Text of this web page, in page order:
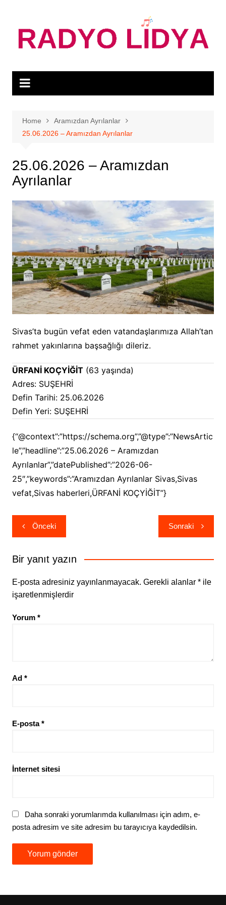
content
Home
Aramızdan Ayrılanlar
25.06.2026 – Aramızdan Ayrılanlar
25.06.2026 – Aramızdan
Ayrılanlar
Sivas’ta bugün vefat eden vatandaşlarımıza Allah’tan
rahmet yakınlarına başsağlığı dileriz.
ÜRFANİ KOÇYİĞİT(63 yaşında)
Adres: SUŞEHRİ
Defin Tarihi: 25.06.2026
Defin Yeri: SUŞEHRİ
{“@context”:”https://schema.org”,”@type”:”NewsArtic
le”,”headline”:”25.06.2026 – Aramızdan
Ayrılanlar”,”datePublished”:”2026-06-
25″,”keywords”:”Aramızdan Ayrılanlar Sivas,Sivas
vefat,Sivas haberleri,ÜRFANİ KOÇYİĞİT”}
Yazı
gezinmesi
Önceki Sonraki
Bir yanıt yazın
E-posta adresiniz yayınlanmayacak. Gerekli alanlar *ile
işaretlenmişlerdir
Yorum *
Ad *
E-posta*
İnternet sitesi
Daha sonraki yorumlarımda kullanılması için adım, e-
posta adresim ve site adresim bu tarayıcıya kaydedilsin.